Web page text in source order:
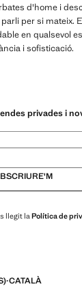
d'home i
per si mateix.
en qualsevol
i sofisticació.
privades i
llegit la Política de
·CATALÀ